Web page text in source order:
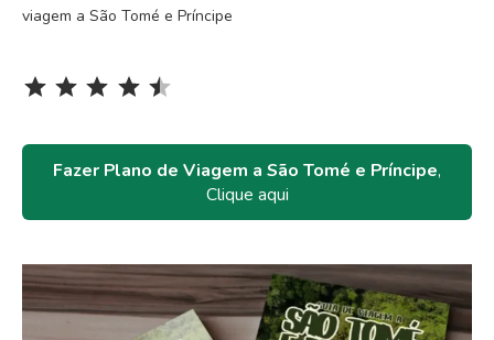
viagem a São Tomé e Príncipe
⭐⭐⭐ ⭐⭐
Fazer Plano de Viagem a São Tomé e Príncipe,
Clique aqui